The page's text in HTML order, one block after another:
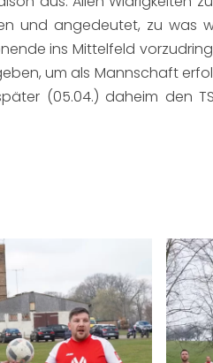
und angedeutet, zu was
ins Mittelfeld
um als Mannschaft
(05.04.) daheim den